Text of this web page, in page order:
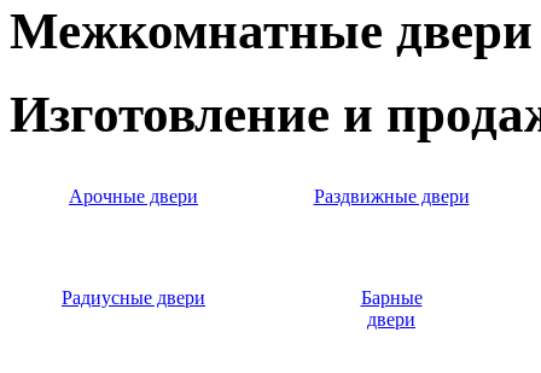
Межкомнатные двери
Изготовление и
Арочные двери Раздвижные двери
Радиусные двери
Барные
двери